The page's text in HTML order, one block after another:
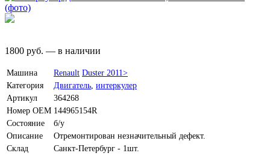
1800 руб. — в наличии
Машина Renault Duster 2011>
Категория
Двигатель интеркулер
Артикул
364268
Номер OEM 144965154R
Состояние
б/у
Описание
Отремонтирован незначительный дефект.
Склад
Санкт-Петербург - 1шт.